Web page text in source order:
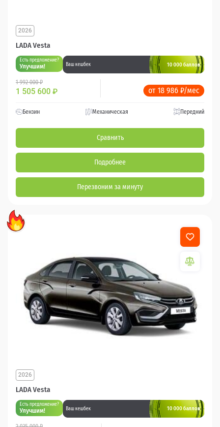
LADA Vesta
2026
Есть предложение?
Улучшим! Ваш кешбек 10 000 баллов
1 992 000 ₽
1 505 600 ₽ от 18 986 ₽/мес
Бензин Механическая Передний
Сравнить
Подробнее
Перезвоним за минуту
LADA Vesta
2026
Есть предложение?
Улучшим! Ваш кешбек 10 000 баллов